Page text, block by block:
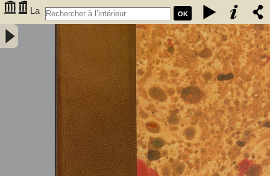
OK
La
caverne de Font-de-Gaume aux Eyzies (Dordogne) - Capitan, Louis
(1854-1929). Auteur